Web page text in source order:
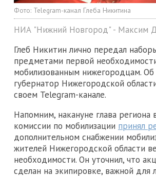
Фото: Telegram-канал Глеба Никитина
НИА "Нижний Новгород" - Максим
Глеб Никитин лично передал
предметами первой
мобилизованным нижегородцам.
губернатор Нижегородской
своем Telegram-канале.
Напомним, накануне глава региона
комиссии по мобилизации принял
дополнительном снабжении
жителей Нижегородской области
необходимости. Он уточнил, что
сделан на экипировке, важной для